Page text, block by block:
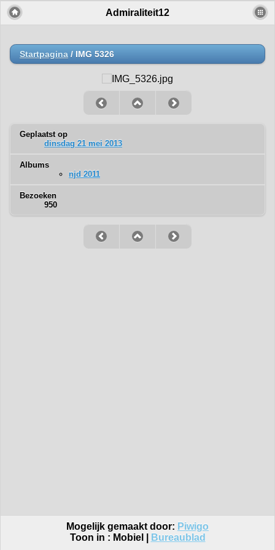
Admiraliteit12
Startpagina / IMG 5326
Geplaatst op
dinsdag 21 mei 2013
Albums
njd 2011
Bezoeken
950
Mogelijk gemaakt door: Piwigo
Toon in : Mobiel Bureaublad